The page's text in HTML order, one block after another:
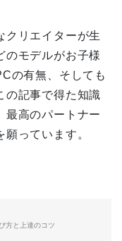
クリエイターが生
のモデルがお子様
の有無、そしても
の記事で得た知識
最高のパートナー
っています。
方と上達のコツ